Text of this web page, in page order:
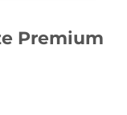
Premium